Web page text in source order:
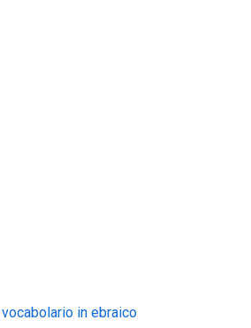
in ebraico